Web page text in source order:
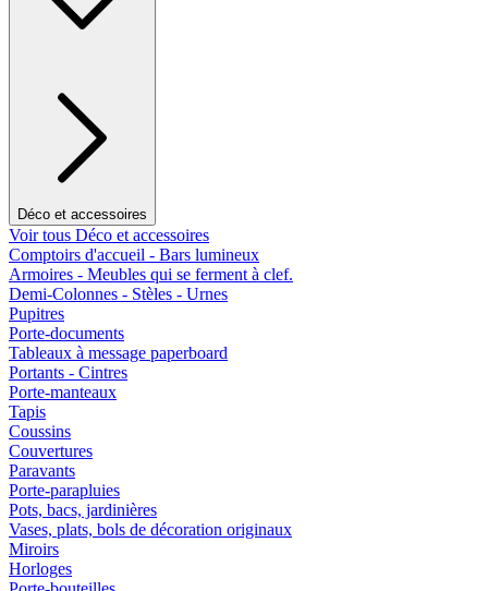
Déco et accessoires
Voir tous Déco et accessoires
Comptoirs d'accueil - Bars lumineux
Armoires - Meubles qui se ferment à clef.
Demi-Colonnes - Stèles - Urnes
Pupitres
Porte-documents
Tableaux à message paperboard
Portants - Cintres
Porte-manteaux
Tapis
Coussins
Couvertures
Paravants
Porte-parapluies
Pots, bacs, jardinières
Vases, plats, bols de décoration originaux
Miroirs
Horloges